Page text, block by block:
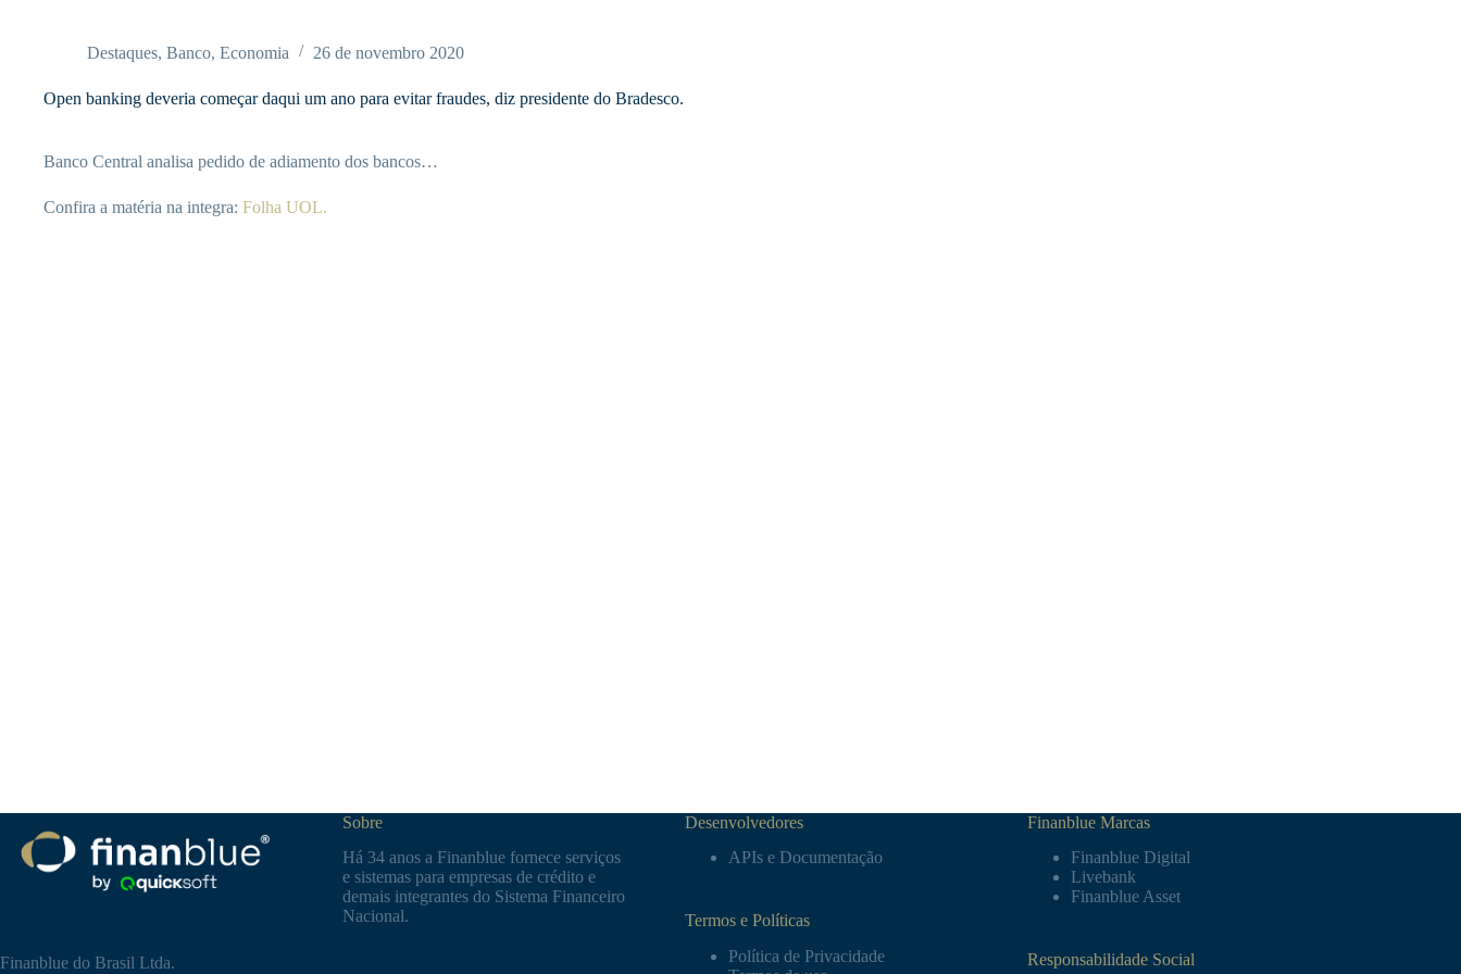
Destaques, Banco, Economia 26 de novembro 2020
Open banking deveria começar daqui um ano para evitar fraudes, diz presidente do Bradesco.
Banco Central analisa pedido de adiamento dos bancos…
Confira a matéria na integra: Folha UOL.
Finanblue do Brasil Ltda.
Sobre
Há 34 anos a Finanblue fornece serviços
e sistemas para empresas de crédito e
demais integrantes do Sistema Financeiro
Nacional.
Desenvolvedores
APIs e Documentação
Termos e Políticas
Política de Privacidade
Finanblue Marcas
Finanblue Digital
Livebank
Finanblue Asset
Responsabilidade Social